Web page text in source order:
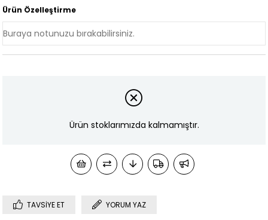
Ürün Özelleştirme
Ürün stoklarımızda kalmamıştır.
TAVSIYE ET YORUM YAZ